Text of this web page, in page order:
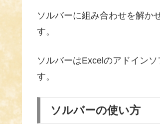
ソルバーに組み合わせを解か
す。
ソルバーはExcelのアドインソ
す。
ソルバーの使い方